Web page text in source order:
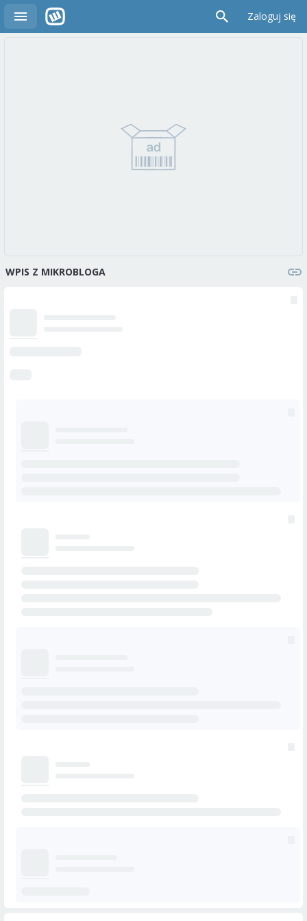
Zaloguj się
WPIS Z MIKROBLOGA